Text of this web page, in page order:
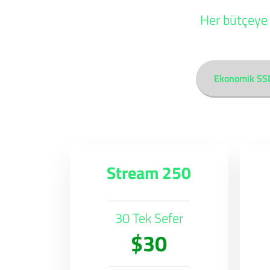
Her
Ekonomik
Stream 250
30 Tek Sefer
$30